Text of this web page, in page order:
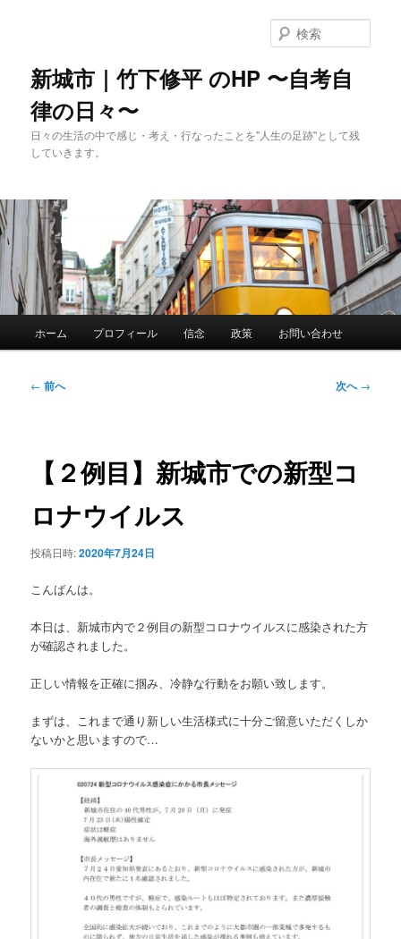
動
新城市｜竹下修平 のHP 〜自考自
律の日々〜
日々の生活の中で感じ・考え・行なったことを"人生の足跡"として残
していきます。
索
ホーム プロフィール 信念 政策 お問い合わせ
投
ョ
← 前へ 次へ→
【２例目】新城市での新型コ
ロナウイルス
投稿日時:2020年7月24日
こんばんは。
本日は、新城市内で２例目の新型コロナウイルスに感染された方
が確認されました。
正しい情報を正確に掴み、冷静な行動をお願い致します。
まずは、これまで通り新しい生活様式に十分ご留意いただくしか
ないかと思いますので…